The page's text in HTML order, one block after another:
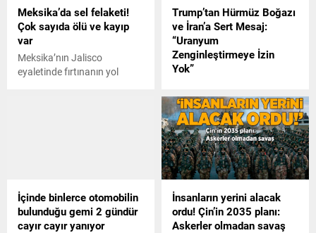
Meksika’da sel felaketi!
Çok sayıda ölü ve kayıp
var
Meksika’nın Jalisco
eyaletinde fırtınanın yol
Trump’tan Hürmüz Boğazı
ve İran’a Sert Mesaj:
“Uranyum
Zenginleştirmeye İzin
Yok”
Hürmüz Boğazı konusunda
İran ile ortak bir girişimi
değerlendirdiklerini söyledi.
İçinde binlerce otomobilin
bulunduğu gemi 2 gündür
cayır cayır yanıyor
İnsanların yerini alacak
ordu! Çin’in 2035 planı:
Askerler olmadan savaş